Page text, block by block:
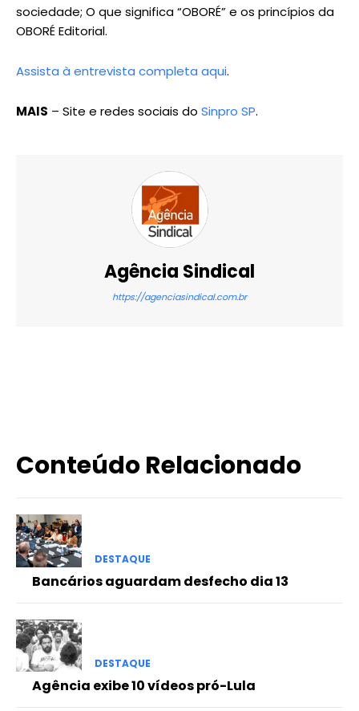
sociedade; O que significa “OBORÉ” e os princípios da
OBORÉ Editorial.
Assista à entrevista completa aqui.
MAIS – Site e redes sociais do Sinpro SP.
Agência Sindical
https://agenciasindical.com.br
Conteúdo Relacionado
DESTAQUE
Bancários aguardam desfecho dia 13
DESTAQUE
Agência exibe 10 vídeos pró-Lula